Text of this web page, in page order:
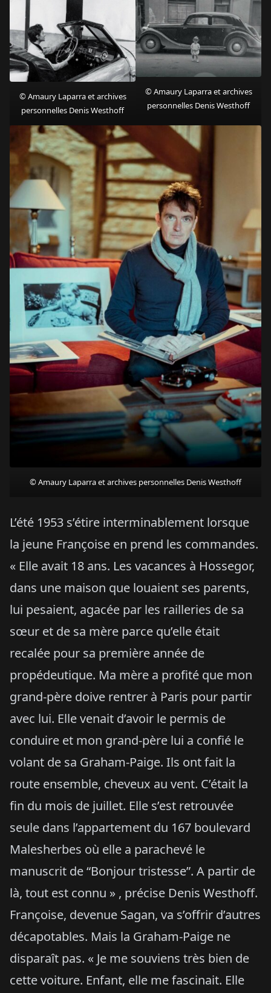
© Amaury Laparra et archives
personnelles Denis Westhoff
© Amaury Laparra et archives
personnelles Denis Westhoff
© Amaury Laparra et archives personnelles Denis Westhoff
L’été 1953 s’étire interminablement lorsque
la jeune Françoise en prend les commandes.
« Elle avait 18 ans. Les vacances à Hossegor,
dans une maison que louaient ses parents,
lui pesaient, agacée par les railleries de sa
sœur et de sa mère parce qu’elle était
recalée pour sa première année de
propédeutique. Ma mère a profité que mon
grand-père doive rentrer à Paris pour partir
avec lui. Elle venait d’avoir le permis de
conduire et mon grand-père lui a confié le
volant de sa Graham-Paige. Ils ont fait la
route ensemble, cheveux au vent. C’était la
fin du mois de juillet. Elle s’est retrouvée
seule dans l’appartement du 167 boulevard
Malesherbes où elle a parachevé le
manuscrit de “Bonjour tristesse”. A partir de
là, tout est connu » , précise Denis Westhoff.
Françoise, devenue Sagan, va s’offrir d’autres
décapotables. Mais la Graham-Paige ne
disparaît pas. « Je me souviens très bien de
cette voiture. Enfant, elle me fascinait. Elle